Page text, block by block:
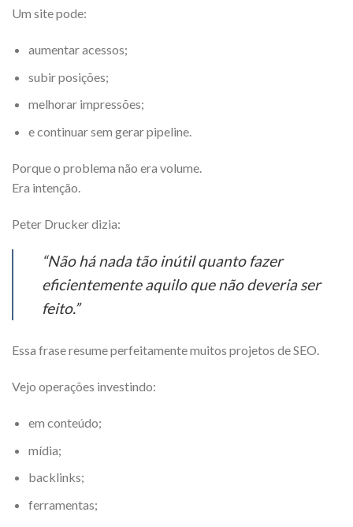
Um site pode:
aumentar acessos;
subir posições;
melhorar impressões;
e continuar sem gerar pipeline.
Porque o problema não era volume.
Era intenção.
Peter Drucker dizia:
“Não há nada tão inútil quanto fazer
eficientemente aquilo que não deveria ser
feito.”
Essa frase resume perfeitamente muitos projetos de SEO.
Vejo operações investindo:
em conteúdo;
mídia;
backlinks;
ferramentas;